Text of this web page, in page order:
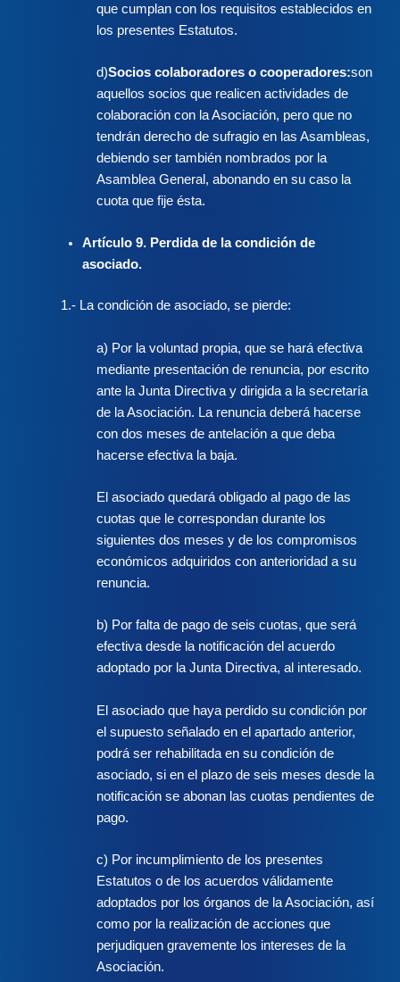
que cumplan con los requisitos establecidos en
los presentes Estatutos.
d)Socios colaboradores o cooperadores:son
aquellos socios que realicen actividades de
colaboración con la Asociación, pero que no
tendrán derecho de sufragio en las Asambleas,
debiendo ser también nombrados por la
Asamblea General, abonando en su caso la
cuota que fije ésta.
Artículo 9. Perdida de la condición de
asociado.
1.- La condición de asociado, se pierde:
a) Por la voluntad propia, que se hará efectiva
mediante presentación de renuncia, por escrito
ante la Junta Directiva y dirigida a la secretaría
de la Asociación. La renuncia deberá hacerse
con dos meses de antelación a que deba
hacerse efectiva la baja.
El asociado quedará obligado al pago de las
cuotas que le correspondan durante los
siguientes dos meses y de los compromisos
económicos adquiridos con anterioridad a su
renuncia.
b) Por falta de pago de seis cuotas, que será
efectiva desde la notificación del acuerdo
adoptado por la Junta Directiva, al interesado.
El asociado que haya perdido su condición por
el supuesto señalado en el apartado anterior,
podrá ser rehabilitada en su condición de
asociado, si en el plazo de seis meses desde la
notificación se abonan las cuotas pendientes de
pago.
c) Por incumplimiento de los presentes
Estatutos o de los acuerdos válidamente
adoptados por los órganos de la Asociación, así
como por la realización de acciones que
perjudiquen gravemente los intereses de la
Asociación.